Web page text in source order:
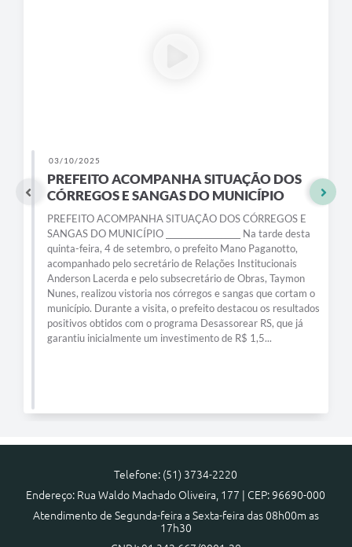
03/10/2025
PREFEITO ACOMPANHA SITUAÇÃO DOS
CÓRREGOS E SANGAS DO MUNICÍPIO
PREFEITO ACOMPANHA SITUAÇÃO DOS CÓRREGOS E
SANGAS DO MUNICÍPIO ___________________ Na tarde desta
quinta-feira, 4 de setembro, o prefeito Mano Paganotto,
acompanhado pelo secretário de Relações Institucionais
Anderson Lacerda e pelo subsecretário de Obras, Taymon
Nunes, realizou vistoria nos córregos e sangas que cortam o
município. Durante a visita, o prefeito destacou os resultados
positivos obtidos com o programa Desassorear RS, que já
garantiu inicialmente um investimento de R$ 1,5...
Telefone: (51) 3734-2220
Endereço: Rua Waldo Machado Oliveira, 177 | CEP: 96690-000
Atendimento de Segunda-feira a Sexta-feira das 08h00m as
17h30